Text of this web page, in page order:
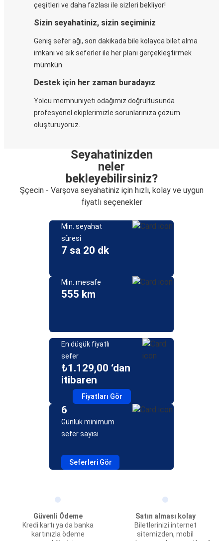
çeşitleri ve daha fazlası ile sizleri bekliyor!
Sizin seyahatiniz, sizin seçiminiz
Geniş sefer ağı, son dakikada bile kolayca bilet alma
imkanı ve sık seferler ile her planı gerçekleştirmek
mümkün.
Destek için her zaman buradayız
Yolcu memnuniyeti odağımız doğrultusunda
profesyonel ekiplerimizle sorunlarınıza çözüm
oluşturuyoruz.
Seyahatinizden
neler
bekleyebilirsiniz?
Şçecin - Varşova seyahatiniz için hızlı, kolay ve uygun
fiyatlı seçenekler
Min. seyahat
süresi
7 sa 20 dk
Min. mesafe
555 km
En düşük fiyatlı
sefer
₺1.129,00 ‘dan
itibaren
Fiyatları Gör
6
Günlük minimum
sefer sayısı
Seferleri Gör
Güvenli Ödeme
Kredi kartı ya da banka
kartınızla ödeme
Satın alması kolay
Biletlerinizi internet
sitemizden, mobil